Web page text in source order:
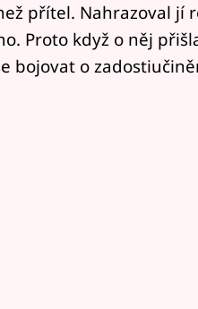
přítel. Nahrazoval jí
Proto když o něj
bojovat o